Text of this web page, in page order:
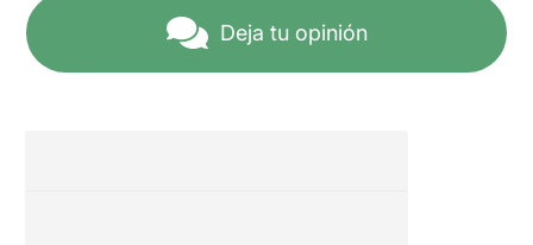
Deja tu opinión